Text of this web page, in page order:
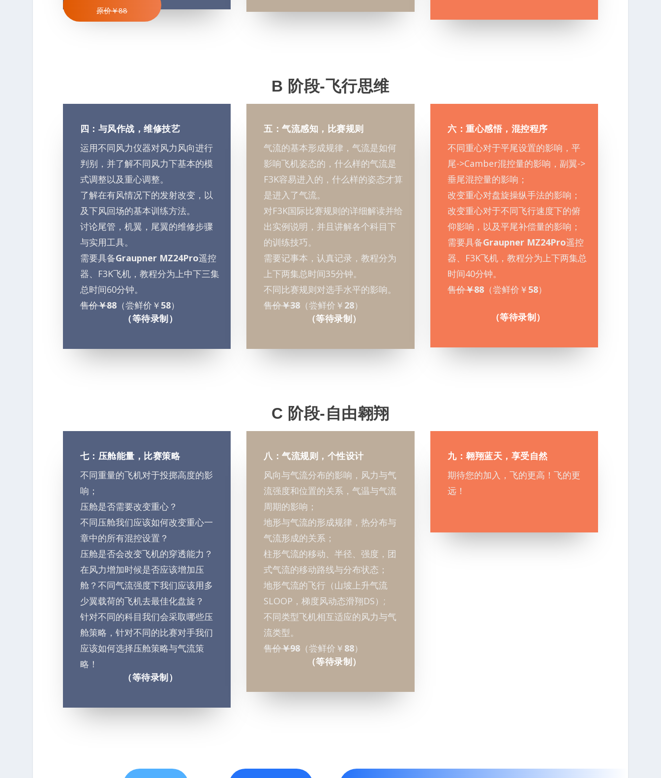
原价￥88
B 阶段-飞行思维
四：与风作战，维修技艺
运用不同风力仪器对风力风向进行
判别，并了解不同风力下基本的模
式调整以及重心调整。
了解在有风情况下的发射改变，以
及下风回场的基本训练方法。
讨论尾管，机翼，尾翼的维修步骤
与实用工具。
需要具备Graupner MZ24Pro遥控
器、F3K飞机，教程分为上中下三集
总时间60分钟。
售价￥88（尝鲜价￥ 58）
（等待录制）
五：气流感知，比赛规则
气流的基本形成规律，气流是如何
影响飞机姿态的，什么样的气流是
F3K容易进入的，什么样的姿态才算
是进入了气流。
对F3K国际比赛规则的详细解读并给
出实例说明，并且讲解各个科目下
的训练技巧。
需要记事本，认真记录，教程分为
上下两集总时间35分钟。
不同比赛规则对选手水平的影响。
售价￥38（尝鲜价￥ 28）
（等待录制）
六：重心感悟，混控程序
不同重心对于平尾设置的影响，平
尾->Camber混控量的影响，副翼->
垂尾混控量的影响；
改变重心对盘旋操纵手法的影响；
改变重心对于不同飞行速度下的俯
仰影响，以及平尾补偿量的影响；
需要具备Graupner MZ24Pro遥控
器、F3K飞机，教程分为上下两集总
时间40分钟。
售价￥88（尝鲜价￥ 58）
（等待录制）
C 阶段-自由翱翔
七：压舱能量，比赛策略
不同重量的飞机对于投掷高度的影
响；
压舱是否需要改变重心？
不同压舱我们应该如何改变重心一
章中的所有混控设置？
压舱是否会改变飞机的穿透能力？
在风力增加时候是否应该增加压
舱？不同气流强度下我们应该用多
少翼载荷的飞机去最佳化盘旋？
针对不同的科目我们会采取哪些压
舱策略，针对不同的比赛对手我们
应该如何选择压舱策略与气流策
略！
（等待录制）
八：气流规则，个性设计
风向与气流分布的影响，风力与气
流强度和位置的关系，气温与气流
周期的影响；
地形与气流的形成规律，热分布与
气流形成的关系；
柱形气流的移动、半径、强度，团
式气流的移动路线与分布状态；
地形气流的飞行（山坡上升气流
SLOOP，梯度风动态滑翔DS）;
不同类型飞机相互适应的风力与气
流类型。
售价￥98（尝鲜价￥ 88）
（等待录制）
九：翱翔蓝天，享受自然
期待您的加入，飞的更高！飞的更
远！